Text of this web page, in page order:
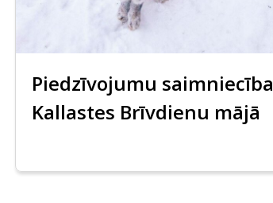
Piedzīvojumu saimniecība
Kallastes Brīvdienu mājā